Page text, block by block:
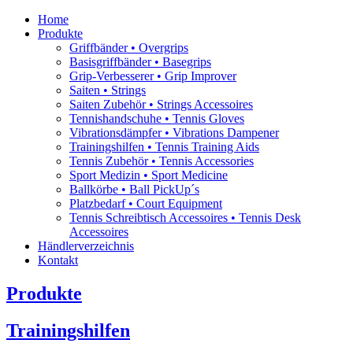
Home
Produkte
Griffbänder • Overgrips
Basisgriffbänder • Basegrips
Grip-Verbesserer • Grip Improver
Saiten • Strings
Saiten Zubehör • Strings Accessoires
Tennishandschuhe • Tennis Gloves
Vibrationsdämpfer • Vibrations Dampener
Trainingshilfen • Tennis Training Aids
Tennis Zubehör • Tennis Accessories
Sport Medizin • Sport Medicine
Ballkörbe • Ball PickUp´s
Platzbedarf • Court Equipment
Tennis Schreibtisch Accessoires • Tennis Desk
Accessoires
Händlerverzeichnis
Kontakt
Produkte
Trainingshilfen